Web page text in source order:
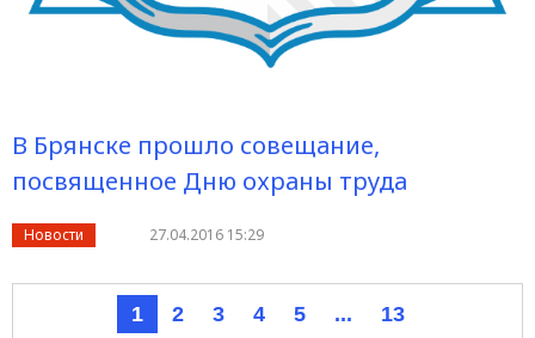
В Брянске прошло совещание,
посвященное Дню охраны труда
Новости 27.04.2016 15:29
1 2 3 4 5 ... 13